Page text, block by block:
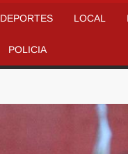
DEPORTES LOCAL
POLICIA